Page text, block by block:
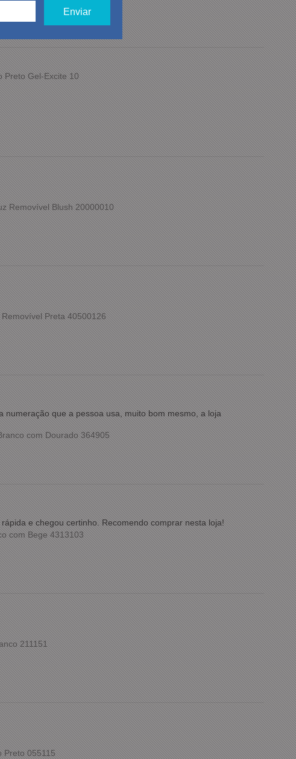
Preto Gel-Excite 10
Removível Blush 20000010
Preta 40500126
numeração que a pessoa usa, muito bom mesmo, a loja
com Dourado 364905
e chegou certinho. Recomendo comprar nesta loja!
com Bege 4313103
211151
Preto 055115